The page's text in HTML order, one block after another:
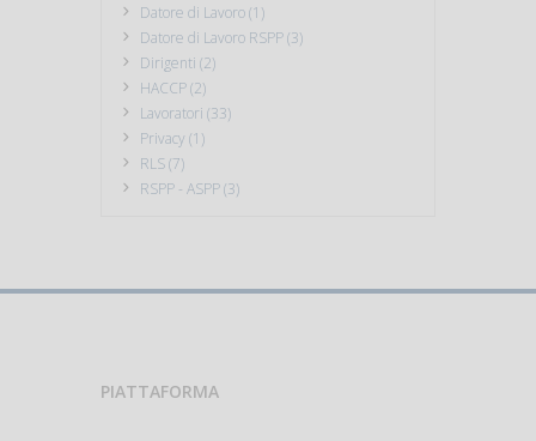
Datore di Lavoro (1)
Datore di Lavoro RSPP (3)
Dirigenti (2)
HACCP (2)
Lavoratori (33)
Privacy (1)
RLS (7)
RSPP - ASPP (3)
PIATTAFORMA